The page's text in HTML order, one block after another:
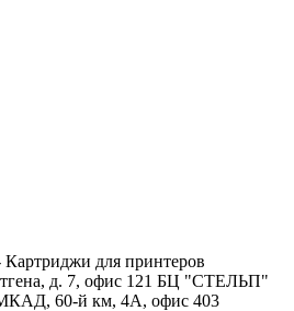
для принтеров
д. 7, офис 121 БЦ "СТЕЛЬП"
60-й км, 4А, офис 403